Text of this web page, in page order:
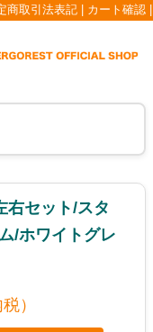
商取引法表記 カート確認
右セット/スタ
/ホワイトグレ
）